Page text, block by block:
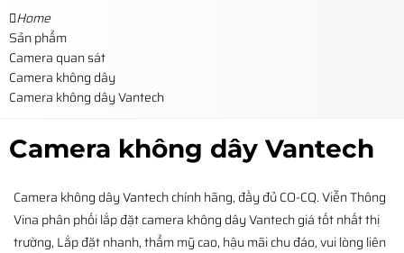
Home
Sản phẩm
Camera quan sát
Camera không dây
Camera không dây Vantech
Camera không dây Vantech
Camera không dây Vantech chính hãng, đầy đủ CO-CQ. Viễn Thông
Vina phân phối lắp đặt camera không dây Vantech giá tốt nhất thị
trường, Lắp đặt nhanh, thẩm mỹ cao, hậu mãi chu đáo, vui lòng liên